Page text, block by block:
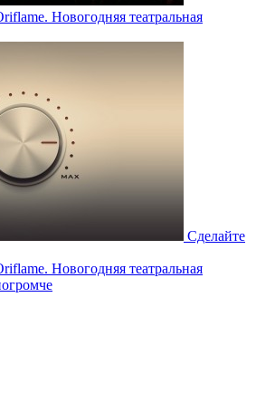
Новогодняя театральная
Сделайте
Новогодняя театральная